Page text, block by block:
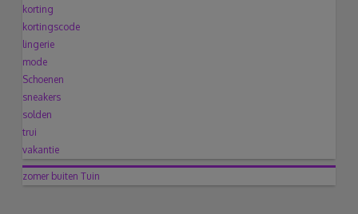
korting
kortingscode
lingerie
mode
Schoenen
sneakers
solden
trui
vakantie
zomer buiten Tuin